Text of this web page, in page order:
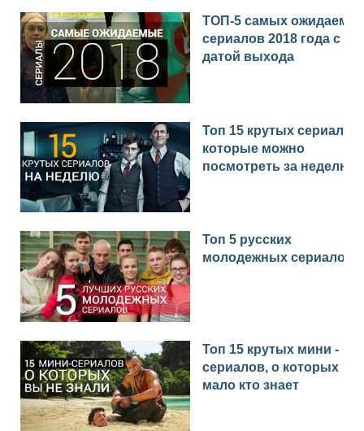
ТОП-5 самых
сериалов 2018 года с
датой выхода
Топ 15 крутых сериалов,
которые можно
посмотреть за неделю
Топ 5 русских
молодежных сериалов
Топ 15 крутых мини -
сериалов, о которых
мало кто знает